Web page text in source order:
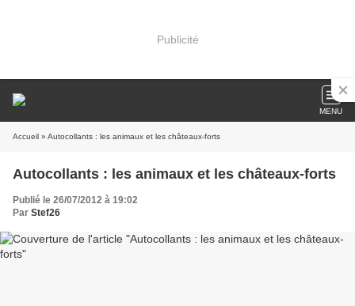
Publicité
MENU
Accueil » Autocollants : les animaux et les châteaux-forts
Autocollants : les animaux et les châteaux-forts
Publié le 26/07/2012 à 19:02
Par Stef26